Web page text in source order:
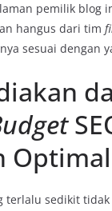
pemilik blog
hangus dari tim
sesuai dengan
terlalu sedikit